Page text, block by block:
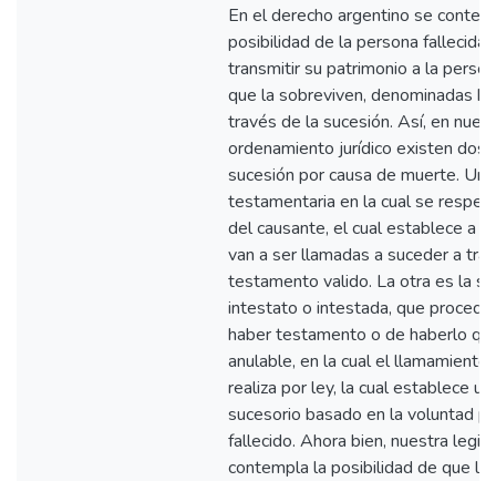
En el derecho argentino se
posibilidad de la persona fallecida
transmitir su patrimonio a la
que la sobreviven, denominadas
través de la sucesión. Así, en
ordenamiento jurídico existen dos
sucesión por causa de muerte.
testamentaria en la cual se
del causante, el cual establece a
van a ser llamadas a suceder a
testamento valido. La otra es la
intestato o intestada, que
haber testamento o de haberlo
anulable, en la cual el llamamiento
realiza por ley, la cual establece
sucesorio basado en la voluntad
fallecido. Ahora bien, nuestra
contempla la posibilidad de que la